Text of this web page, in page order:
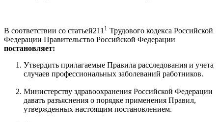
В соответствии со статьей211 1 Трудового кодекса Российской
Федерации Правительство Российской Федерации
постановляет:
Утвердить прилагаемые Правила расследования и учета
случаев профессиональных заболеваний работников.
Министерству здравоохранения Российской Федерации
давать разъяснения о порядке применения Правил,
утвержденных настоящим постановлением.